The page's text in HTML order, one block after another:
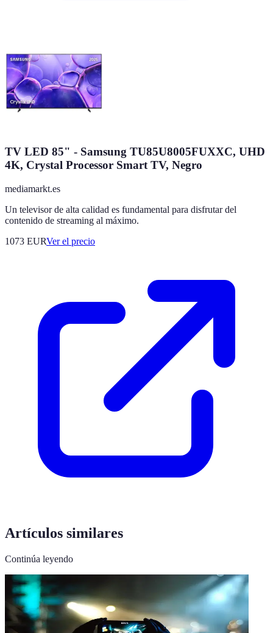
TV LED 85" - Samsung TU85U8005FUXXC, UHD
4K, Crystal Processor Smart TV, Negro
mediamarkt.es
Un televisor de alta calidad es fundamental para disfrutar del
contenido de streaming al máximo.
1073 EURVer el precio
Artículos similares
Continúa leyendo